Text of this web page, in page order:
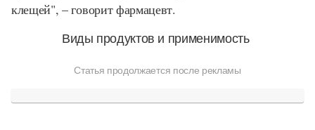
клещей", – говорит фармацевт.
Виды продуктов и применимость
Статья продолжается после рекламы